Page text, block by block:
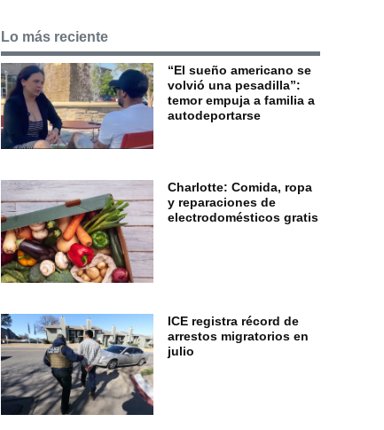
Lo más reciente
“El sueño americano se
volvió una pesadilla”:
temor empuja a familia a
autodeportarse
Charlotte: Comida, ropa
y reparaciones de
electrodomésticos gratis
ICE registra récord de
arrestos migratorios en
julio